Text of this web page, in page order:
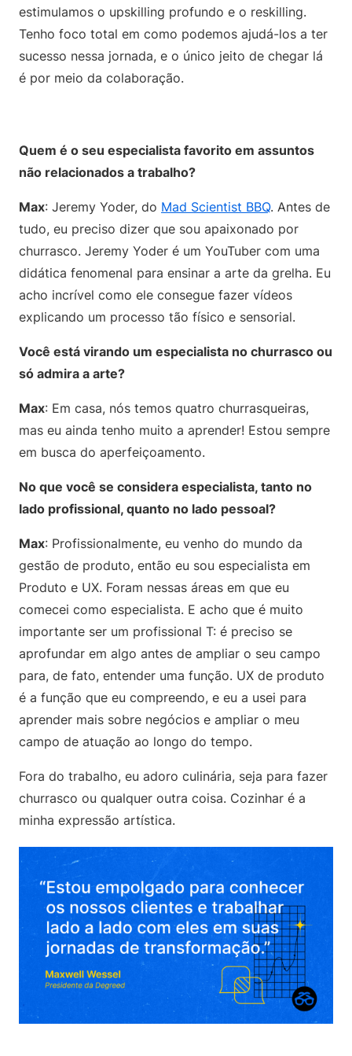
estimulamos o upskilling profundo e o reskilling.
Tenho foco total em como podemos ajudá-los a ter
sucesso nessa jornada, e o único jeito de chegar lá
é por meio da colaboração.
Quem é o seu especialista favorito em assuntos
não relacionados a trabalho?
Max: Jeremy Yoder, do Mad Scientist BBQ. Antes de
tudo, eu preciso dizer que sou apaixonado por
churrasco. Jeremy Yoder é um YouTuber com uma
didática fenomenal para ensinar a arte da grelha. Eu
acho incrível como ele consegue fazer vídeos
explicando um processo tão físico e sensorial.
Você está virando um especialista no churrasco ou
só admira a arte?
Max: Em casa, nós temos quatro churrasqueiras,
mas eu ainda tenho muito a aprender! Estou sempre
em busca do aperfeiçoamento.
No que você se considera especialista, tanto no
lado profissional, quanto no lado pessoal?
Max: Profissionalmente, eu venho do mundo da
gestão de produto, então eu sou especialista em
Produto e UX. Foram nessas áreas em que eu
comecei como especialista. E acho que é muito
importante ser um profissional T: é preciso se
aprofundar em algo antes de ampliar o seu campo
para, de fato, entender uma função. UX de produto
é a função que eu compreendo, e eu a usei para
aprender mais sobre negócios e ampliar o meu
campo de atuação ao longo do tempo.
Fora do trabalho, eu adoro culinária, seja para fazer
churrasco ou qualquer outra coisa. Cozinhar é a
minha expressão artística.